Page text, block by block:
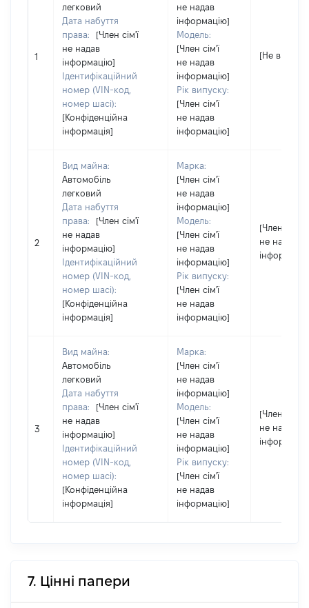
1
легковий
Дата набуття
права:
[Член сім'ї
не надав
інформацію]
Ідентифікаційний
номер (VIN-код,
номер шасі):
[Конфіденційна
інформація]
не надав
інформацію]
Модель:
[Член сім'ї
не надав
інформацію]
Рік випуску:
[Член сім'ї
не надав
інформацію]
[Не відомо]
2
Вид майна:
Автомобіль
легковий
Дата набуття
права:
[Член сім'ї
не надав
інформацію]
Ідентифікаційний
номер (VIN-код,
номер шасі):
[Конфіденційна
інформація]
Марка:
[Член сім'ї
не надав
інформацію]
Модель:
[Член сім'ї
не надав
інформацію]
Рік випуску:
[Член сім'ї
не надав
інформацію]
[Член сім'ї
не надав
3
Вид майна:
Автомобіль
легковий
Дата набуття
права:
[Член сім'ї
не надав
інформацію]
Ідентифікаційний
номер (VIN-код,
номер шасі):
[Конфіденційна
інформація]
Марка:
[Член сім'ї
не надав
інформацію]
Модель:
[Член сім'ї
не надав
інформацію]
Рік випуску:
[Член сім'ї
не надав
інформацію]
[Член сім'ї
не надав
7. Цінні папери